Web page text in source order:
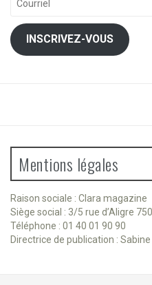
INSCRIVEZ-VOUS
Mentions légales
Raison sociale : Clara magazine
Siège social : 3/5 rue d’Aligre
Téléphone : 01 40 01 90 90
Directrice de publication :